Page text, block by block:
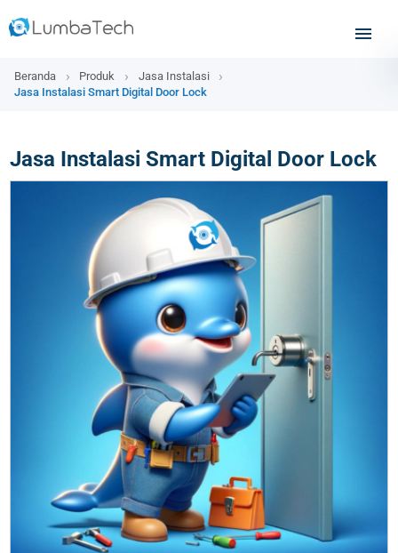
Beranda Produk
Jasa Instalasi
Jasa Instalasi Smart Digital Door Lock
Jasa Instalasi Smart Digital Door Lock